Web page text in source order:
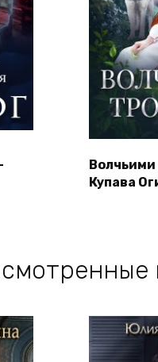
Купава